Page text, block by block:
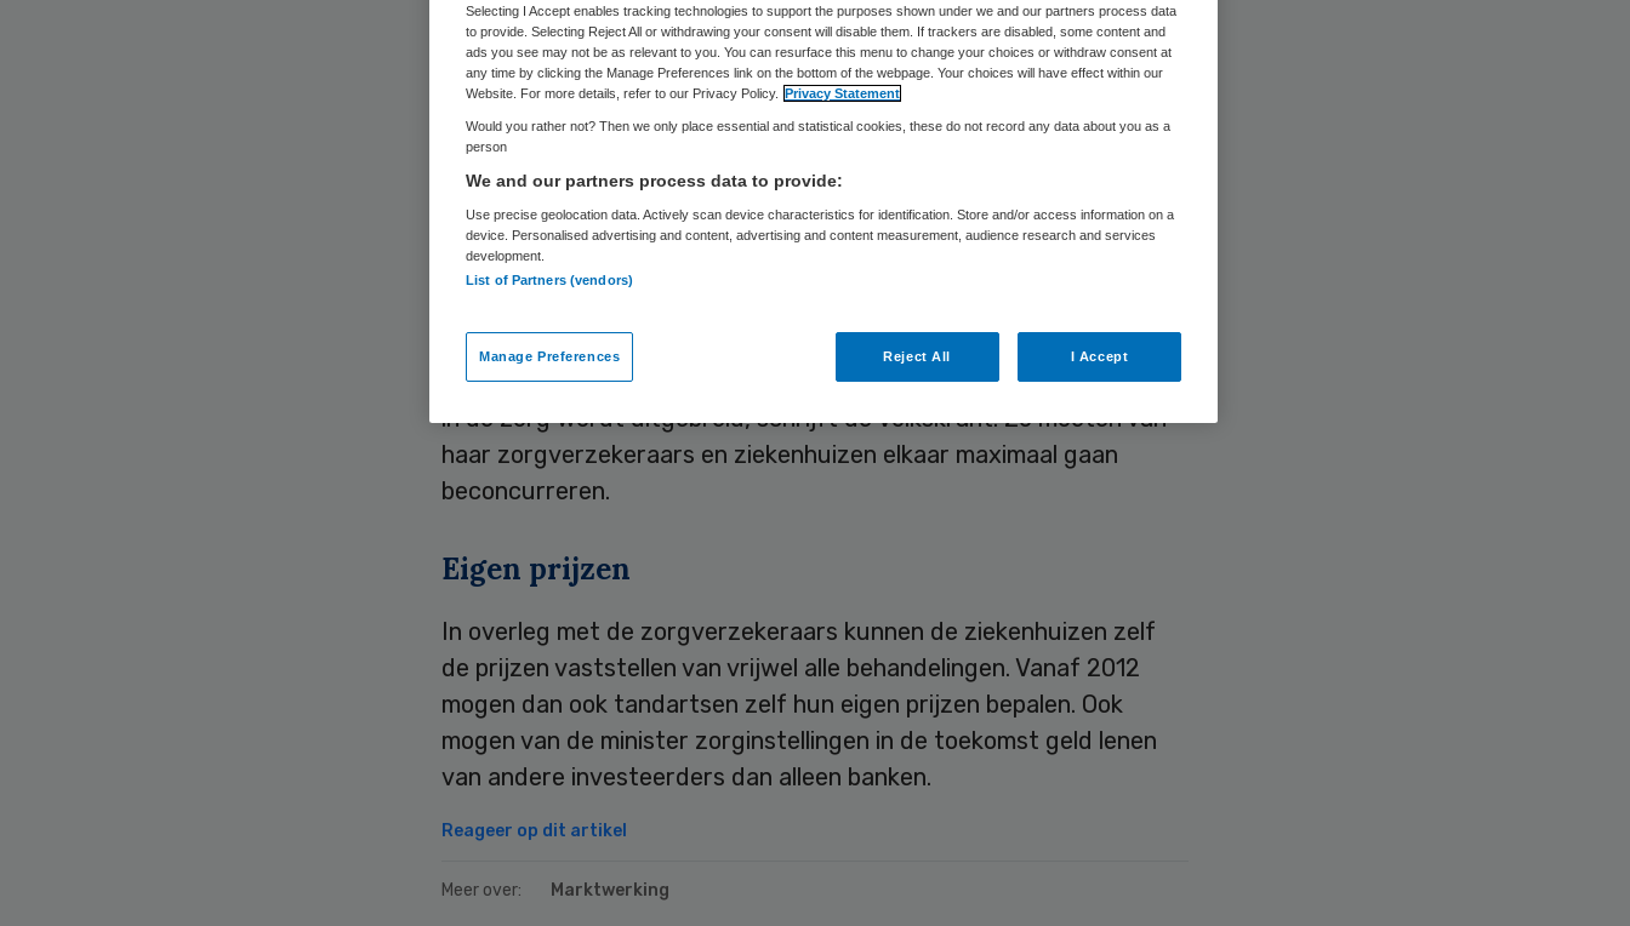
‘maximale
concurrentie in de
zorg’
Skipr Redactie
Minister Edith Schippers (Volksgezondheid) wil dat de concurrentie
in de zorg wordt uitgebreid, schrijft de Volkskrant. Zo moeten van
haar zorgverzekeraars en ziekenhuizen elkaar maximaal gaan
beconcurreren.
Eigen prijzen
In overleg met de zorgverzekeraars kunnen de ziekenhuizen zelf
de prijzen vaststellen van vrijwel alle behandelingen. Vanaf 2012
mogen dan ook tandartsen zelf hun eigen prijzen bepalen. Ook
mogen van de minister zorginstellingen in de toekomst geld lenen
van andere investeerders dan alleen banken.
Reageer op dit artikel
Meer over: Marktwerking
Selecting I Accept enables tracking technologies to support the purposes shown under we and our partners process data
to provide. Selecting Reject All or withdrawing your consent will disable them. If trackers are disabled, some content and
ads you see may not be as relevant to you. You can resurface this menu to change your choices or withdraw consent at
any time by clicking the Manage Preferences link on the bottom of the webpage. Your choices will have effect within our
Website. For more details, refer to our Privacy Policy.
Privacy Statement
Would you rather not? Then we only place essential and statistical cookies, these do not record any data about you as a
person
We and our partners process data to provide:
Use precise geolocation data. Actively scan device characteristics for identification. Store and/or access information on a
device. Personalised advertising and content, advertising and content measurement, audience research and services
development.
List of Partners (vendors)
Manage Preferences Reject All I Accept